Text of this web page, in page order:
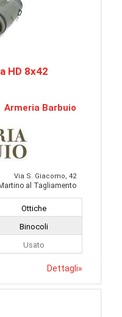
HD 8x42
Armeria Barbuio
Via S. Giacomo, 42
al Tagliamento
Ottiche
Binocoli
Usato
Dettagli»